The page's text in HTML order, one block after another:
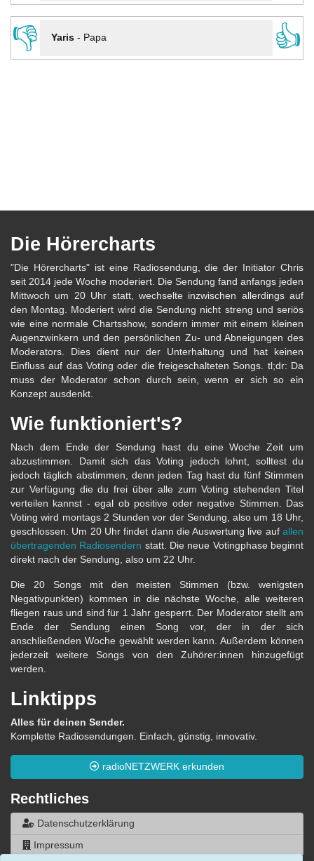
👎
Yaris- Papa 👍
Die Hörercharts
"Die Hörercharts" ist eine Radiosendung, die der Initiator Chris
seit 2014 jede Woche moderiert. Die Sendung fand anfangs jeden
Mittwoch um 20 Uhr statt, wechselte inzwischen allerdings auf
den Montag. Moderiert wird die Sendung nicht streng und seriös
wie eine normale Chartsshow, sondern immer mit einem kleinen
Augenzwinkern und den persönlichen Zu- und Abneigungen des
Moderators. Dies dient nur der Unterhaltung und hat keinen
Einfluss auf das Voting oder die freigeschalteten Songs. tl;dr: Da
muss der Moderator schon durch sein, wenn er sich so ein
Konzept ausdenkt.
Wie funktioniert's?
Nach dem Ende der Sendung hast du eine Woche Zeit um
abzustimmen. Damit sich das Voting jedoch lohnt, solltest du
jedoch täglich abstimmen, denn jeden Tag hast du fünf Stimmen
zur Verfügung die du frei über alle zum Voting stehenden Titel
verteilen kannst - egal ob positive oder negative Stimmen. Das
Voting wird montags 2 Stunden vor der Sendung, also um 18 Uhr,
geschlossen. Um 20 Uhr findet dann die Auswertung live auf allen
übertragenden Radiosendern statt. Die neue Votingphase beginnt
direkt nach der Sendung, also um 22 Uhr.
Die 20 Songs mit den meisten Stimmen (bzw. wenigsten
Negativpunkten) kommen in die nächste Woche, alle weiteren
fliegen raus und sind für 1 Jahr gesperrt. Der Moderator stellt am
Ende der Sendung einen Song vor, der in der sich
anschließenden Woche gewählt werden kann. Außerdem können
jederzeit weitere Songs von den Zuhörer:innen hinzugefügt
werden.
Linktipps
Alles für deinen Sender.
Komplette Radiosendungen. Einfach, günstig, innovativ.
radioNETZWERK erkunden
Rechtliches
Datenschutzerklärung
Impressum